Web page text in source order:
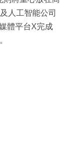
人工智能公司
體平台X完成